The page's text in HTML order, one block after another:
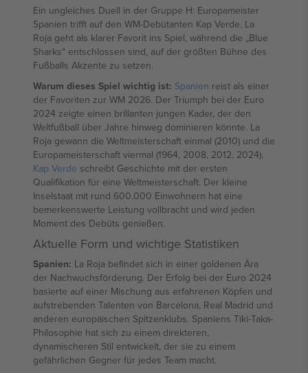
Ein ungleiches Duell in der Gruppe H: Europameister
Spanien trifft auf den WM-Debütanten Kap Verde. La
Roja geht als klarer Favorit ins Spiel, während die „Blue
Sharks“ entschlossen sind, auf der größten Bühne des
Fußballs Akzente zu setzen.
Warum dieses Spiel wichtig ist: Spanien reist als einer
der Favoriten zur WM 2026. Der Triumph bei der Euro
2024 zeigte einen brillanten jungen Kader, der den
Weltfußball über Jahre hinweg dominieren könnte. La
Roja gewann die Weltmeisterschaft einmal (2010) und die
Europameisterschaft viermal (1964, 2008, 2012, 2024).
Kap Verde schreibt Geschichte mit der ersten
Qualifikation für eine Weltmeisterschaft. Der kleine
Inselstaat mit rund 600.000 Einwohnern hat eine
bemerkenswerte Leistung vollbracht und wird jeden
Moment des Debüts genießen.
Aktuelle Form und wichtige Statistiken
Spanien: La Roja befindet sich in einer goldenen Ära
der Nachwuchsförderung. Der Erfolg bei der Euro 2024
basierte auf einer Mischung aus erfahrenen Köpfen und
aufstrebenden Talenten von Barcelona, Real Madrid und
anderen europäischen Spitzenklubs. Spaniens Tiki-Taka-
Philosophie hat sich zu einem direkteren,
dynamischeren Stil entwickelt, der sie zu einem
gefährlichen Gegner für jedes Team macht.